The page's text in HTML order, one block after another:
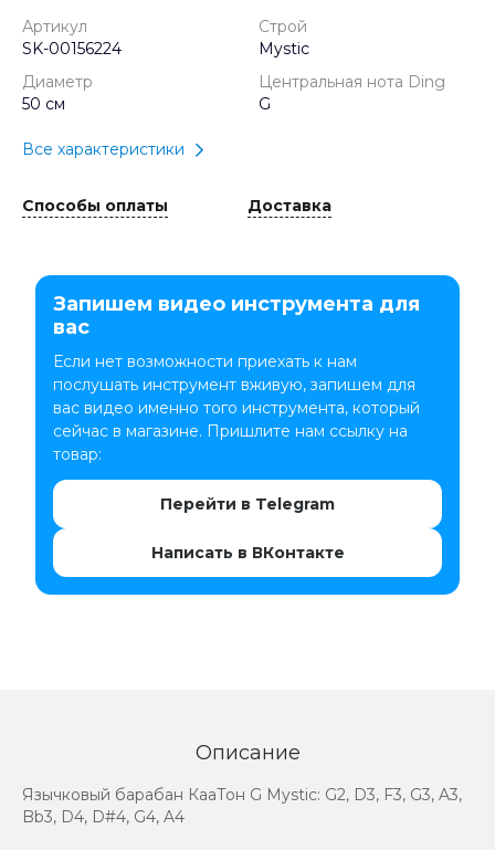
Артикул
SK-00156224
Строй
Mystic
Диаметр
50 см
Центральная нота Ding
G
Все характеристики
Способы оплаты Доставка
Запишем видео инструмента для
вас
Если нет возможности приехать к нам
послушать инструмент вживую, запишем для
вас видео именно того инструмента, который
сейчас в магазине. Пришлите нам ссылку на
товар:
Перейти в Telegram
Написать в ВКонтакте
Описание
Язычковый барабан КааТон G Mystic: G2, D3, F3, G3, A3,
Bb3, D4, D#4, G4, A4